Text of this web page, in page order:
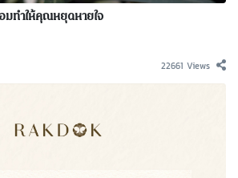
มทำให้คุณหยุดหายใจ
22661 Views